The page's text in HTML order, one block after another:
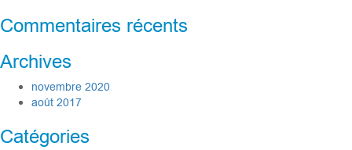
Commentaires récents
Archives
novembre 2020
août 2017
Catégories